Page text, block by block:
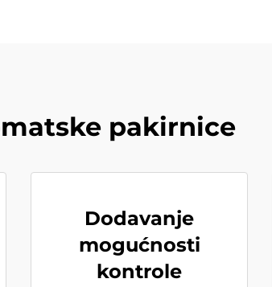
pakirnice
Dodavanje
mogućnosti
kontrole